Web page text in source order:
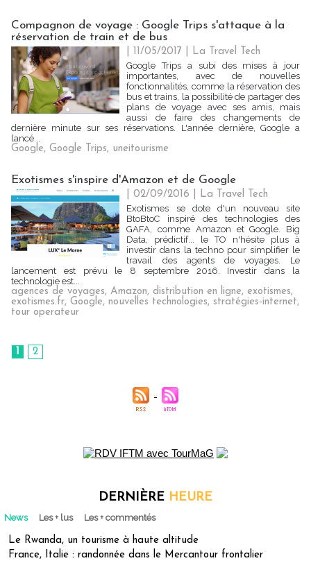
Compagnon de voyage : Google Trips s'attaque à la
réservation de train et de bus
| 11/05/2017
La Travel Tech
Google Trips a subi des mises à jour
importantes, avec de nouvelles
fonctionnalités, comme la réservation des
bus et trains, la possibilité de partager des
plans de voyage avec ses amis, mais
aussi de faire des changements de
dernière minute sur ses réservations. L'année dernière, Google a
lancé...
Google, Google Trips, uneitourisme
Exotismes s'inspire d'Amazon et de Google
| 02/09/2016
La Travel Tech
Exotismes se dote d'un nouveau site
BtoBtoC inspiré des technologies des
GAFA, comme Amazon et Google. Big
Data, prédictif... le TO n'hésite plus à
investir dans la techno pour simplifier le
travail des agents de voyages. Le
lancement est prévu le 8 septembre 2016. Investir dans la
technologie est...
agences de voyages, Amazon, distribution en ligne, exotismes,
exotismes.fr, Google, nouvelles technologies, stratégies-internet,
tour operateur
1 2
DERNIÈRE HEURE
News Les + lus Les + commentés
Le Rwanda, un tourisme à haute altitude
France, Italie : randonnée dans le Mercantour frontalier